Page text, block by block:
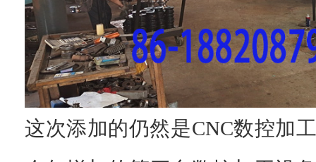
这次添加的仍然是CNC数控加